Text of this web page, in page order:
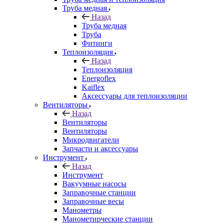
Труба медная
Назад
Труба медная
Труба
Фитинги
Теплоизоляция
Назад
Теплоизоляция
Energoflex
Kaiflex
Аксессуары для теплоизоляции
Вентиляторы
Назад
Вентиляторы
Вентиляторы
Микродвигатели
Запчасти и аксессуары
Инструмент
Назад
Инструмент
Вакуумные насосы
Заправочные станции
Заправочные весы
Манометры
Манометирческие станции